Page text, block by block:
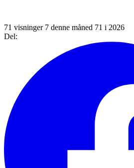
71 visninger 7 denne måned 71 i 2026
Del: